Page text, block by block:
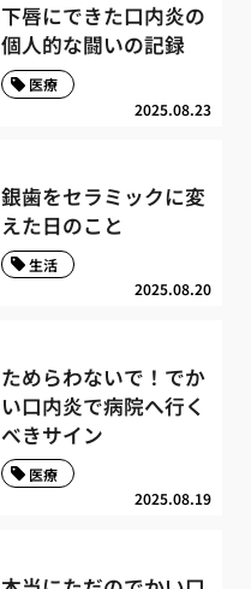
下唇にできた口内炎の
個人的な闘いの記録
2025.08.23
医療
銀歯をセラミックに変
えた日のこと
2025.08.20
生活
ためらわないで！でか
い口内炎で病院へ行く
べきサイン
2025.08.19
医療